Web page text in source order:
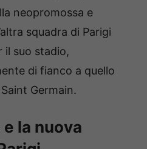
neopromossa e
squadra di Parigi
il suo stadio,
di fianco a quello
Germain.
la nuova